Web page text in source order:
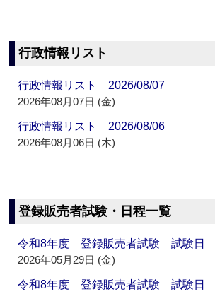
行政情報リスト
行政情報リスト 2026/08/07
2026年08月07日 (金)
行政情報リスト 2026/08/06
2026年08月06日 (木)
登録販売者試験・日程一覧
令和8年度 登録販売者試験 試験日
2026年05月29日 (金)
令和8年度 登録販売者試験 試験日